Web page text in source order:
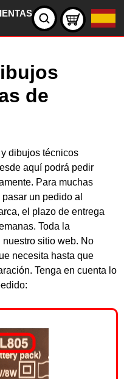
de
dibujos técnicos
aquí podrá pedir
Para muchas
un pedido al
el plazo de entrega
Toda la
sitio web. No
necesita hasta que
Tenga en cuenta lo